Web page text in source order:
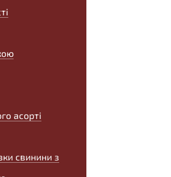
асорті
свинини з